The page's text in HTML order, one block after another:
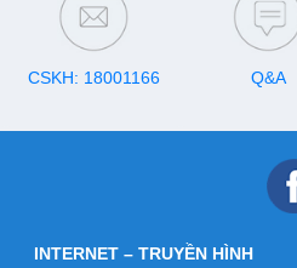
CSKH: 18001166 Q&A
INTERNET – TRUYỀN HÌNH